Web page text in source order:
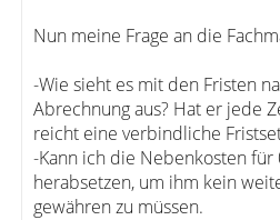
Nun meine Frage an die
-Wie sieht es mit den Fristen
Abrechnung aus? Hat er jede
reicht eine verbindliche
-Kann ich die Nebenkosten für
herabsetzen, um ihm kein
gewähren zu müssen.